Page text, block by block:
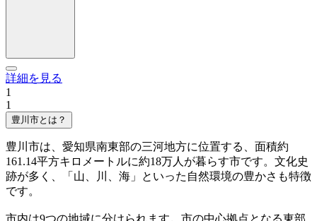
詳細を見る
1
1
豊川市とは？
豊川市は、愛知県南東部の三河地方に位置する、面積約
161.14平方キロメートルに約18万人が暮らす市です。文化史
跡が多く、「山、川、海」といった自然環境の豊かさも特徴
です。